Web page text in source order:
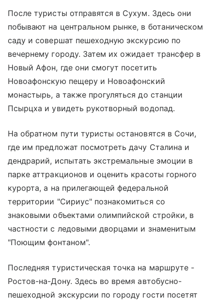
После туристы отправятся в Сухум. Здесь они
побывают на центральном рынке, в ботаническом
саду и совершат пешеходную экскурсию по
вечернему городу. Затем их ожидает трансфер в
Новый Афон, где они смогут посетить
Новоафонскую пещеру и Новоафонский
монастырь, а также прогуляться до станции
Псырцха и увидеть рукотворный водопад.
На обратном пути туристы остановятся в Сочи,
где им предложат посмотреть дачу Сталина и
дендрарий, испытать экстремальные эмоции в
парке аттракционов и оценить красоты горного
курорта, а на прилегающей федеральной
территории "Сириус" познакомиться со
знаковыми объектами олимпийской стройки, в
частности с ледовыми дворцами и знаменитым
"Поющим фонтаном".
Последняя туристическая точка на маршруте -
Ростов-на-Дону. Здесь во время автобусно-
пешеходной экскурсии по городу гости посетят